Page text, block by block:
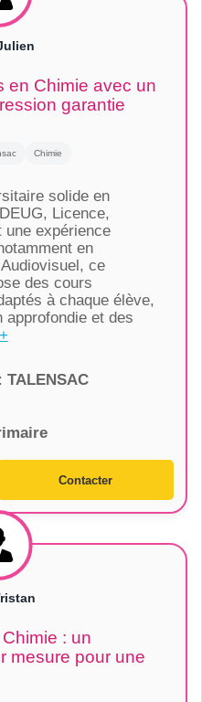
en Chimie avec un
garantie
Chimie
solide en
Licence,
une expérience
en
ce
des cours
à chaque élève,
approfondie et des
TALENSAC
Contacter
: un
mesure pour une